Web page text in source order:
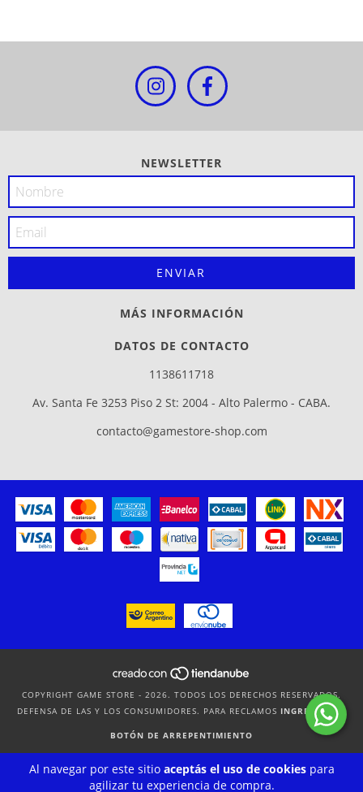
Al navegar por este sitio aceptás el uso de cookiespara
agilizar tu experiencia de compra.
NEWSLETTER
MÁS INFORMACIÓN
DATOS DE CONTACTO
1138611718
Av. Santa Fe 3253 Piso 2 St: 2004 - Alto Palermo - CABA.
contacto@gamestore-shop.com
COPYRIGHT GAME STORE - 2026. TODOS LOS DERECHOS RESERVADOS.
DEFENSA DE LAS Y LOS CONSUMIDORES. PARA RECLAMOS INGRESÁ ACÁ.
BOTÓN DE ARREPENTIMIENTO